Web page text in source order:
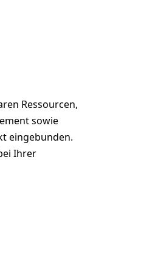
Ressourcen,
sowie
eingebunden.
Ihrer